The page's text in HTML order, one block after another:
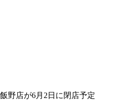
野店が6月2日に閉店予定